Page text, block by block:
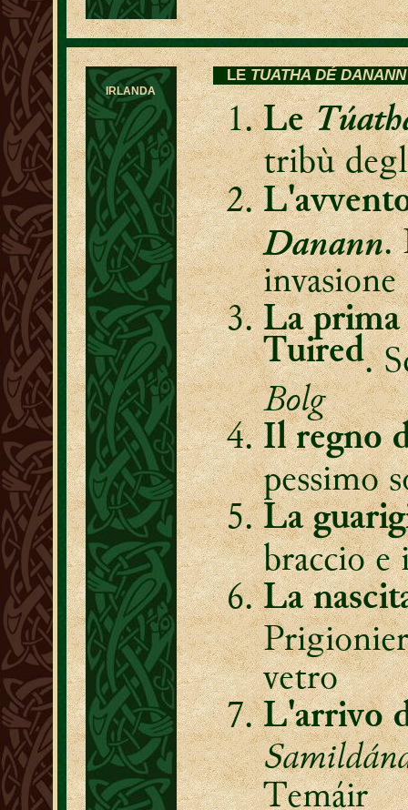
IRLANDA
LE TUATHA DÉ DANANN
Le
tribù
Danann.
invasione
La prima
Tuired.
Bolg
Il regno
pessimo
La
braccio
La
vetro
L'arrivo
Temáir